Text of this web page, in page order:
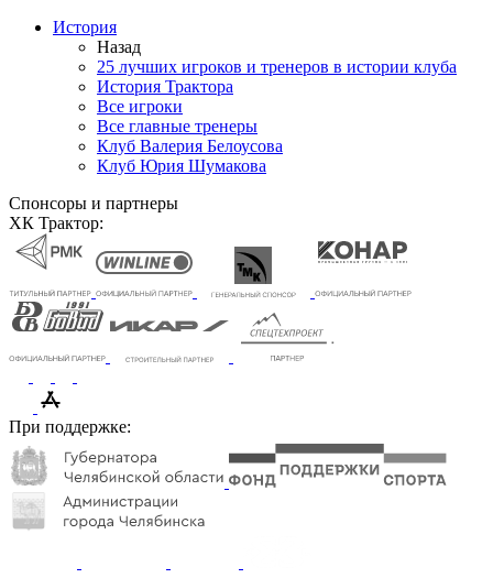
История
Назад
25 лучших игроков и тренеров в истории клуба
История Трактора
Все игроки
Все главные тренеры
Клуб Валерия Белоусова
Клуб Юрия Шумакова
Спонсоры и партнеры
ХК Трактор:
При поддержке: